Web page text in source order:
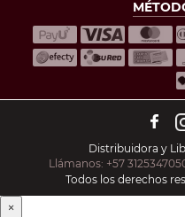
Distribuidora y
Llámanos: +57
Todos los derechos
×